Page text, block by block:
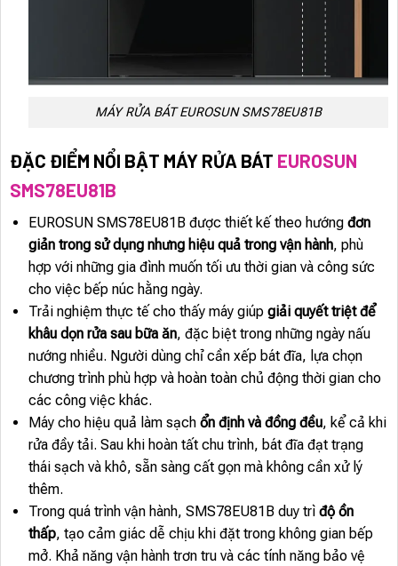
MÁY RỬA BÁT EUROSUN SMS78EU81B
ĐẶC ĐIỂM NỔI BẬT MÁY RỬA BÁT EUROSUN
SMS78EU81B
EUROSUN SMS78EU81B được thiết kế theo hướng đơn
giản trong sử dụng nhưng hiệu quả trong vận hành, phù
hợp với những gia đình muốn tối ưu thời gian và công sức
cho việc bếp núc hằng ngày.
Trải nghiệm thực tế cho thấy máy giúp giải quyết triệt để
khâu dọn rửa sau bữa ăn, đặc biệt trong những ngày nấu
nướng nhiều. Người dùng chỉ cần xếp bát đĩa, lựa chọn
chương trình phù hợp và hoàn toàn chủ động thời gian cho
các công việc khác.
Máy cho hiệu quả làm sạch ổn định và đồng đều, kể cả khi
rửa đầy tải. Sau khi hoàn tất chu trình, bát đĩa đạt trạng
thái sạch và khô, sẵn sàng cất gọn mà không cần xử lý
thêm.
Trong quá trình vận hành, SMS78EU81B duy trì độ ồn
thấp, tạo cảm giác dễ chịu khi đặt trong không gian bếp
mở. Khả năng vận hành trơn tru và các tính năng bảo vệ